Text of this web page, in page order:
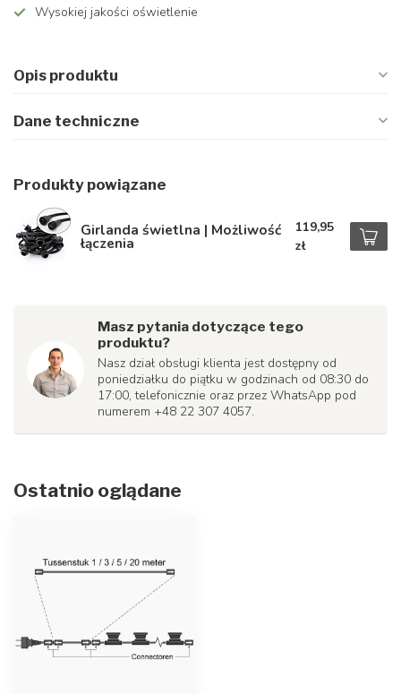
Wysokiej jakości oświetlenie
Opis produktu
Dane techniczne
Produkty powiązane
Girlanda świetlna | Możliwość
łączenia
119,95
zł
Masz pytania dotyczące tego
produktu?
Nasz dział obsługi klienta jest dostępny od
poniedziałku do piątku w godzinach od 08:30 do
17:00, telefonicznie oraz przez WhatsApp pod
numerem +48 22 307 4057.
Ostatnio oglądane